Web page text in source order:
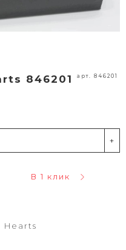
846201 арт. 846201
+
В 1 клик
Hearts